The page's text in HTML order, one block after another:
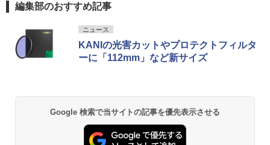
編集部のおすすめ記事
ニュース
KANIの光害カットやプロテクトフィルタ
ーに「112mm」など新サイズ
Google 検索で当サイトの記事を優先表示させる